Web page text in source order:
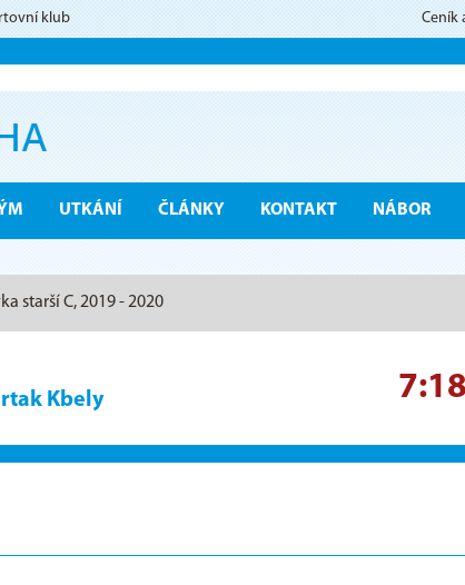
klub Ceník
UTKÁNÍ ČLÁNKY KONTAKT NÁBOR
starší C, 2019 - 2020
Kbely 7:18